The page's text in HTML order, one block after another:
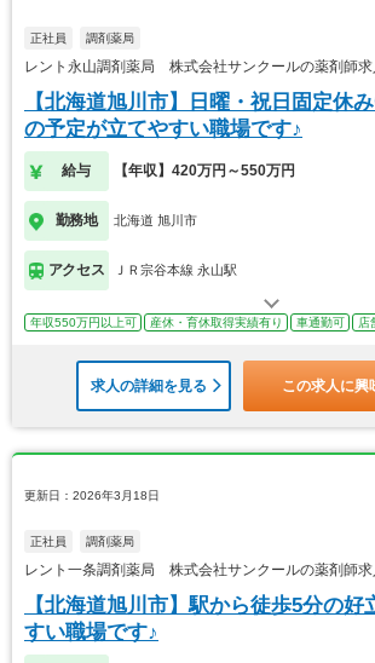
正社員 調剤薬局
レント永山調剤薬局 株式会社サンクールの薬剤師求
【北海道旭川市】日曜・祝日固定休
の予定が立てやすい職場です♪
給与 【年収】420万円～550万円
勤務地 北海道 旭川市
アクセス ＪＲ宗谷本線 永山駅
年収550万円以上可 産休・育休取得実績有り 車通勤可 店
求人の詳細を見る この求人に興
更新日：2026年3月18日
正社員 調剤薬局
レント一条調剤薬局 株式会社サンクールの薬剤師求
【北海道旭川市】駅から徒歩5分の
すい職場です♪